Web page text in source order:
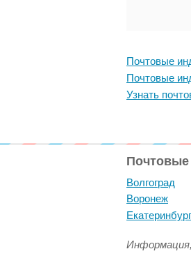
Почтовые
Почтовые
Узнать
Почтовые
Волгоград
Воронеж
Екатеринбург